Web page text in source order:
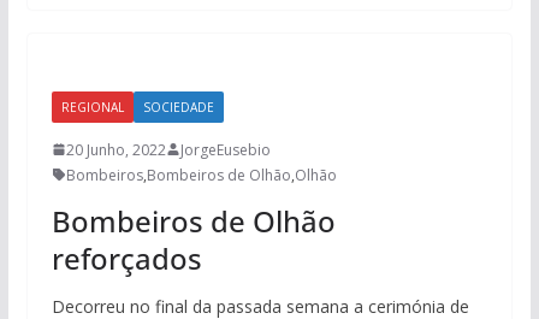
REGIONAL SOCIEDADE
20 Junho, 2022
JorgeEusebio
Bombeiros,Bombeiros de Olhão,Olhão
Bombeiros de Olhão
reforçados
Decorreu no final da passada semana a cerimónia de